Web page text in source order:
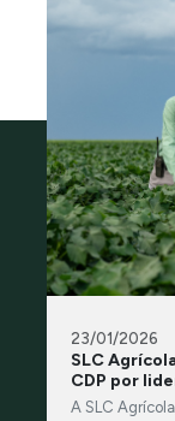
23/01/2026
SLC
CDP por
A SLC